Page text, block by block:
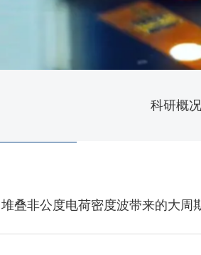
科研概况
叠非公度电荷密度波带来的大周